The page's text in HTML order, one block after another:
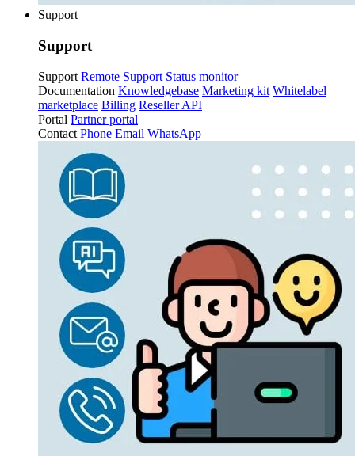
Support
Support
Support Remote Support Status monitor
Documentation Knowledgebase Marketing kit Whitelabel
marketplace Billing Reseller API
Portal Partner portal
Contact Phone Email WhatsApp